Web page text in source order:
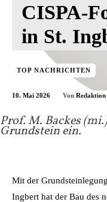
Prof. M. Backes
Grundstein ein.
CISPA-
in St.
TOP NACHRICHTEN
10. Mai 2026 Von Redaktion
Mit der
Ingbert hat der Bau des